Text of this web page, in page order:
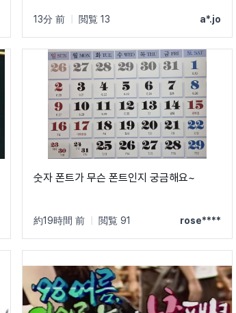
13分 前 閲覧 13 a*.jo
숫자 폰트가 무슨 폰트인지 궁금해요~
約19時間 前 閲覧 91 rose****